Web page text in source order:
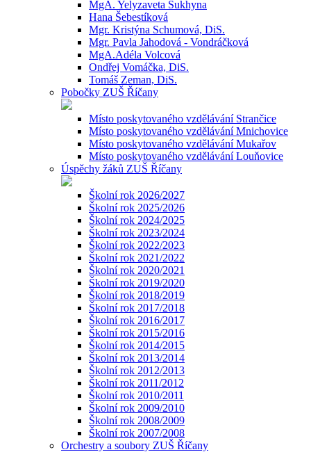
MgA. Yelyzaveta Sukhyna
Hana Šebestíková
Mgr. Kristýna Schumová, DiS.
Mgr. Pavla Jahodová - Vondráčková
MgA.Adéla Volcová
Ondřej Vomáčka, DiS.
Tomáš Zeman, DiS.
Pobočky ZUŠ Říčany
Místo poskytovaného vzdělávání Strančice
Místo poskytovaného vzdělávání Mnichovice
Místo poskytovaného vzdělávání Mukařov
Místo poskytovaného vzdělávání Louňovice
Úspěchy žáků ZUŠ Říčany
Školní rok 2026/2027
Školní rok 2025/2026
Školní rok 2024/2025
Školní rok 2023/2024
Školní rok 2022/2023
Školní rok 2021/2022
Školní rok 2020/2021
Školní rok 2019/2020
Školní rok 2018/2019
Školní rok 2017/2018
Školní rok 2016/2017
Školní rok 2015/2016
Školní rok 2014/2015
Školní rok 2013/2014
Školní rok 2012/2013
Školní rok 2011/2012
Školní rok 2010/2011
Školní rok 2009/2010
Školní rok 2008/2009
Školní rok 2007/2008
Orchestry a soubory ZUŠ Říčany